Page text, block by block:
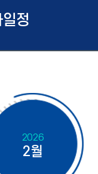
정
2026
2월